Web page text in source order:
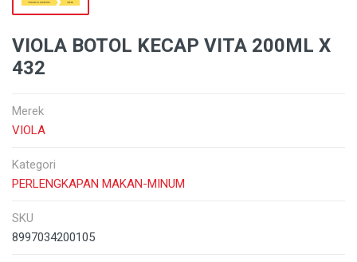
VIOLA BOTOL KECAP VITA 200ML X
432
Merek
VIOLA
Kategori
PERLENGKAPAN MAKAN-MINUM
SKU
8997034200105